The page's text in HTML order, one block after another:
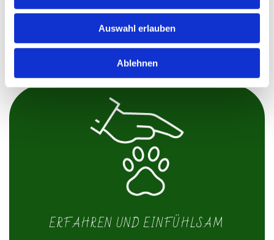
Auswahl erlauben
Ablehnen
einen Ruf aufbauen, auf den wir sehr stolz sind.
Wir nehmen uns für jeden Patienten soviel Zeit,
ERFAHREN UND EINFÜHLSAM